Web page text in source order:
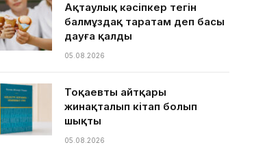
Ақтаулық кәсіпкер тегін
балмұздақ таратам деп басы
дауға қалды
05.08.2026
Тоқаевтың айтқары
жинақталып кітап болып
шықты
05.08.2026